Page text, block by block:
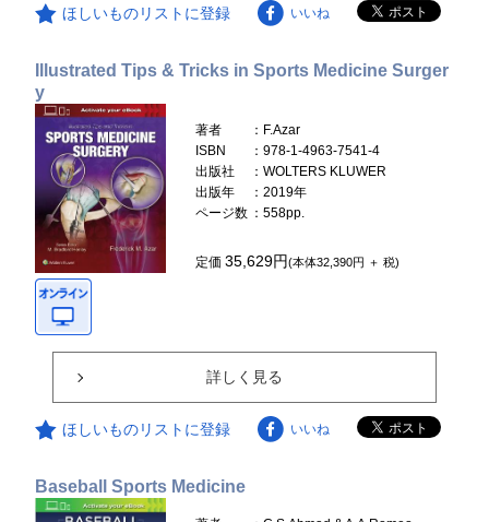
ほしいものリストに登録 いいね
Illustrated Tips & Tricks in Sports Medicine Surger
y
著者
：F.Azar
ISBN
：978-1-4963-7541-4
出版社
：WOLTERS KLUWER
出版年
：2019年
ページ数 ：558pp.
定価35,629円(本体32,390円 ＋ 税)
詳しく見る
ほしいものリストに登録 いいね
Baseball Sports Medicine